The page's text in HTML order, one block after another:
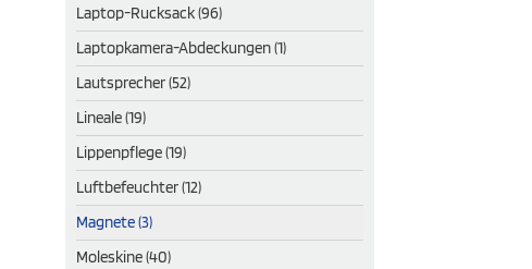
Laptop-Rucksack (96)
Laptopkamera-Abdeckungen (1)
Lautsprecher (52)
Lineale (19)
Lippenpflege (19)
Luftbefeuchter (12)
Magnete (3)
Moleskine (40)